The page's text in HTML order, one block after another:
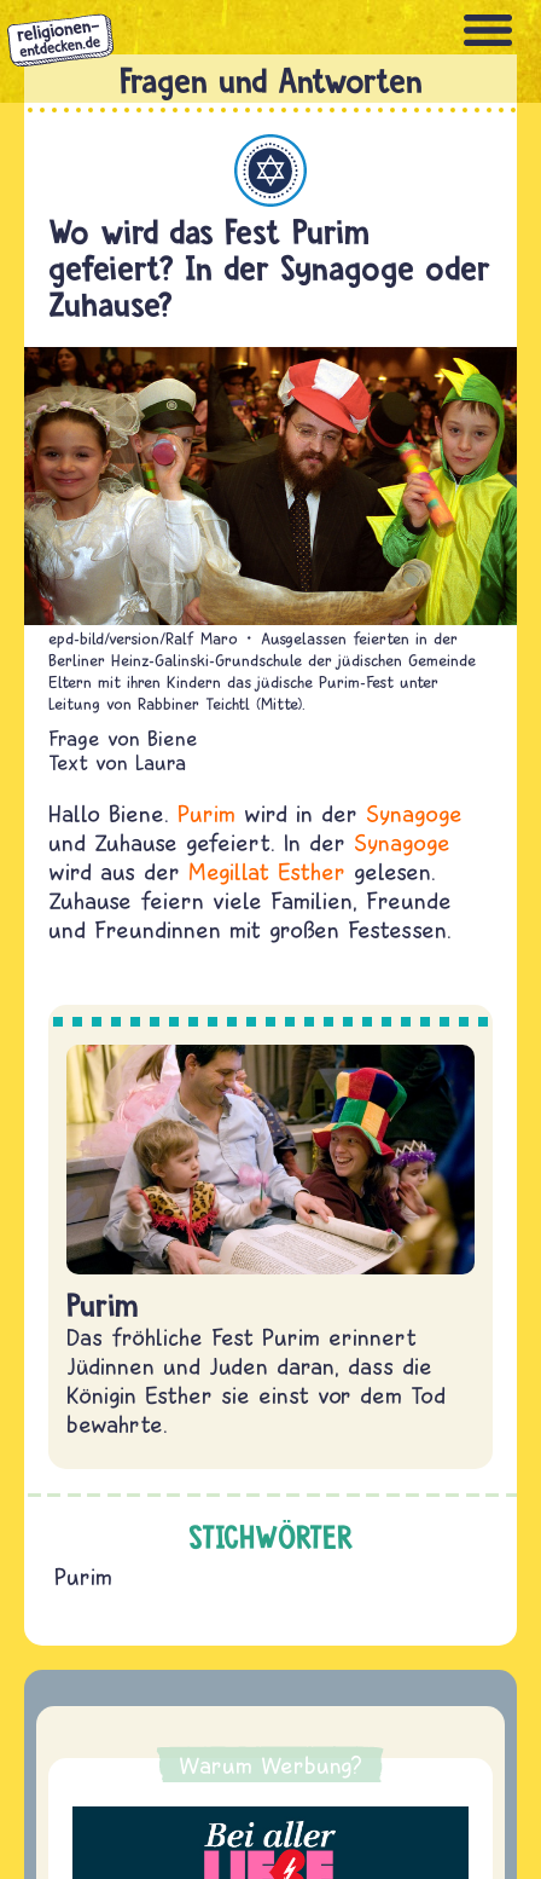
Direkt
zum
Inhalt
Wo wird das Fest Purim
gefeiert? In der Synagoge oder
Zuhause?
epd-bild/version/Ralf Maro
Ausgelassen feierten in der
Berliner Heinz-Galinski-Grundschule der jüdischen Gemeinde
Eltern mit ihren Kindern das jüdische Purim-Fest unter
Leitung von Rabbiner Teichtl (Mitte).
Biene
Text von Laura
Hallo Biene. Purim wird in der Synagoge
und Zuhause gefeiert. In der Synagoge
wird aus der Megillat Esther gelesen.
Zuhause feiern viele Familien, Freunde
und Freundinnen mit großen Festessen.
Purim
Das fröhliche Fest Purim erinnert
Jüdinnen und Juden daran, dass die
Königin Esther sie einst vor dem Tod
bewahrte.
STICHWÖRTER
Purim
Warum Werbung?